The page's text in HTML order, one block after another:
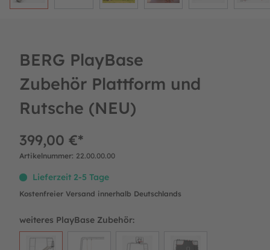
BERG PlayBase
Zubehör Plattform und
Rutsche (NEU)
399,00 €*
Artikelnummer: 22.00.00.00
Lieferzeit 2-5 Tage
Kostenfreier Versand innerhalb Deutschlands
weiteres PlayBase Zubehör: